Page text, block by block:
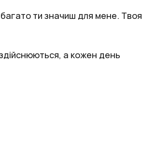
ти значиш для мене. Твоя
а кожен день